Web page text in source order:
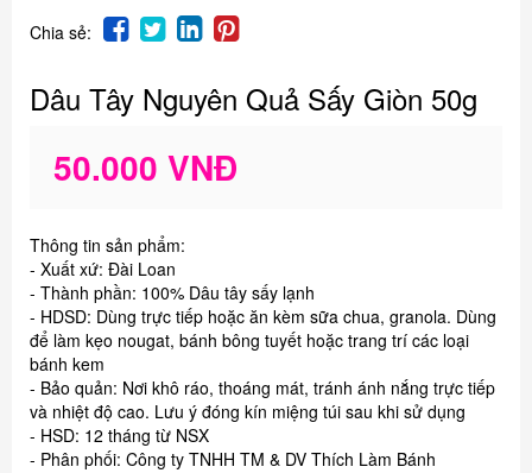
Chia sẻ:
Dâu Tây Nguyên Quả Sấy Giòn 50g
50.000 VNĐ
Thông tin sản phẩm:
- Xuất xứ: Đài Loan
- Thành phần: 100% Dâu tây sấy lạnh
- HDSD: Dùng trực tiếp hoặc ăn kèm sữa chua, granola. Dùng
để làm kẹo nougat, bánh bông tuyết hoặc trang trí các loại
bánh kem
- Bảo quản: Nơi khô ráo, thoáng mát, tránh ánh nắng trực tiếp
và nhiệt độ cao. Lưu ý đóng kín miệng túi sau khi sử dụng
- HSD: 12 tháng từ NSX
- Phân phối: Công ty TNHH TM & DV Thích Làm Bánh